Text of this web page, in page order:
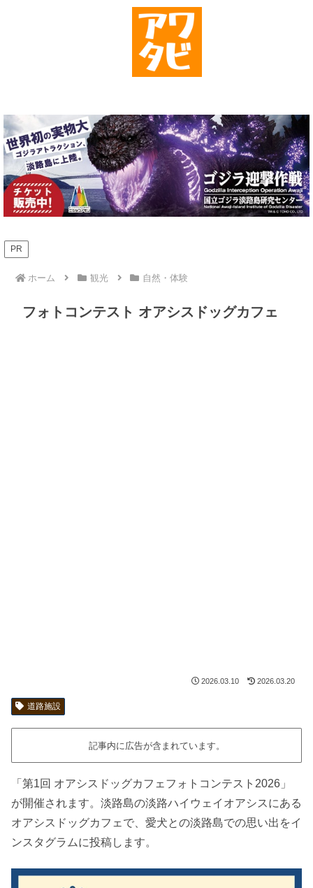
PR
ホーム 観光 自然・体験
フォトコンテスト オアシスドッグカフェ
2026.03.10 2026.03.20
道路施設
記事内に広告が含まれています。
「第1回 オアシスドッグカフェフォトコンテスト2026」
が開催されます。淡路島の淡路ハイウェイオアシスにある
オアシスドッグカフェで、愛犬との淡路島での思い出をイ
ンスタグラムに投稿します。